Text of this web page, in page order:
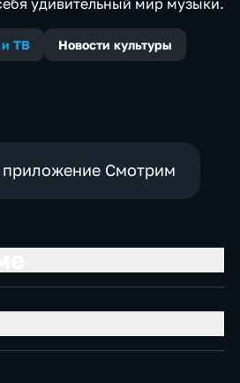
и ТВ Новости культуры
приложение Смотрим